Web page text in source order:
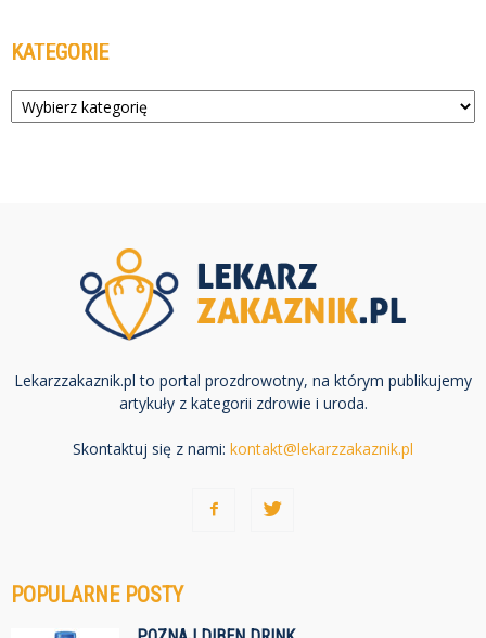
KATEGORIE
Kategorie
Lekarzzakaznik.pl to portal prozdrowotny, na którym publikujemy
artykuły z kategorii zdrowie i uroda.
Skontaktuj się z nami: kontakt@lekarzzakaznik.pl
POPULARNE POSTY